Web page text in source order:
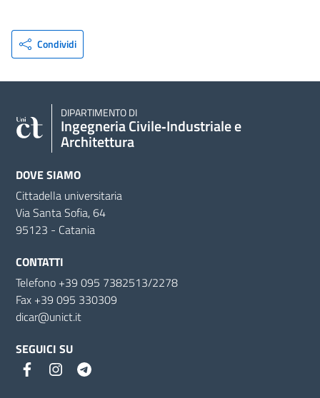
Condividi
DIPARTIMENTO DI
Ingegneria Civile‑Industriale e
Architettura
DOVE SIAMO
Cittadella universitaria
Via Santa Sofia, 64
95123 - Catania
CONTATTI
Telefono +39 095 7382513/2278
Fax +39 095 330309
dicar@unict.it
SEGUICI SU